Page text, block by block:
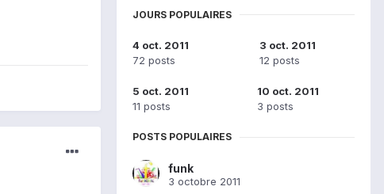
JOURS POPULAIRES
4 oct. 2011
72 posts
3 oct. 2011
12 posts
5 oct. 2011
11 posts
10 oct. 2011
3 posts
POSTS POPULAIRES
funk
3 octobre 2011